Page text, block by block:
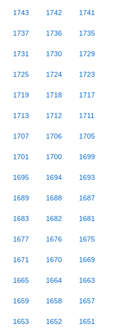
1743 1742 1741
1737 1736 1735
1731 1730 1729
1725 1724 1723
1719 1718 1717
1713 1712 1711
1707 1706 1705
1701 1700 1699
1695 1694 1693
1689 1688 1687
1683 1682 1681
1677 1676 1675
1671 1670 1669
1665 1664 1663
1659 1658 1657
1653 1652 1651